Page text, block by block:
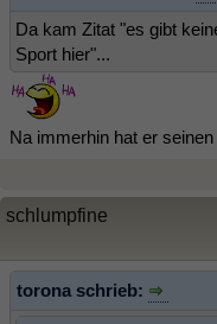
Da kam Zitat "es gibt
Sport hier"...
Na immerhin hat er
schlumpfine
torona schrieb: